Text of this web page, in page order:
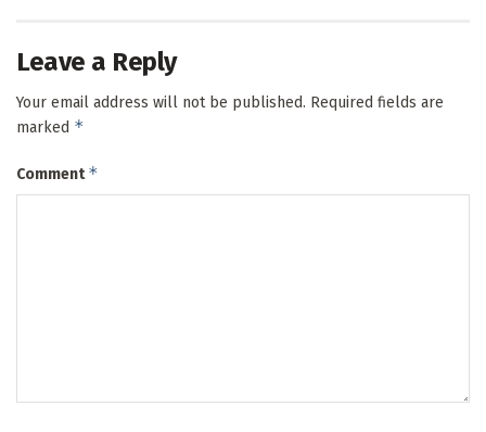
Leave a Reply
Your email address will not be published. Required fields are
marked *
Comment*